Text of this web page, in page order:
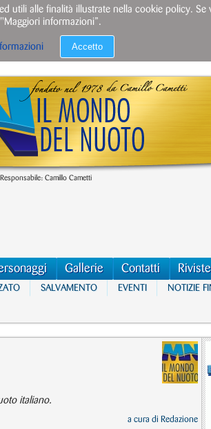
Camillo Cametti
Gallerie Contatti Riviste
SALVAMENTO EVENTI NOTIZIE
italiano.
a cura di Redazione
utili alle finalità illustrate nella cookie policy.
informazioni”.
Accetto